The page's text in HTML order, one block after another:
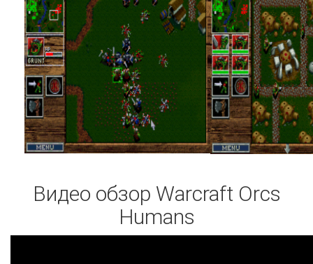
Видео обзор Warcraft Orcs
Humans